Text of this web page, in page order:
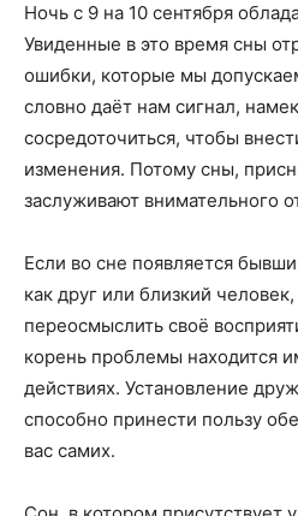
Ночь с 9 на 10 сентября
Увиденные в это время сны
ошибки, которые мы
словно даёт нам сигнал,
сосредоточиться, чтобы
изменения. Потому сны,
заслуживают внимательного
Если во сне появляется
как друг или близкий
переосмыслить своё
корень проблемы находится
действиях. Установление
способно принести пользу
вас самих.